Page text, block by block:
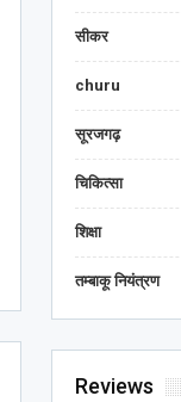
सीकर
churu
सूरजगढ़
चिकित्सा
शिक्षा
तम्बाकू नियंत्रण
Reviews